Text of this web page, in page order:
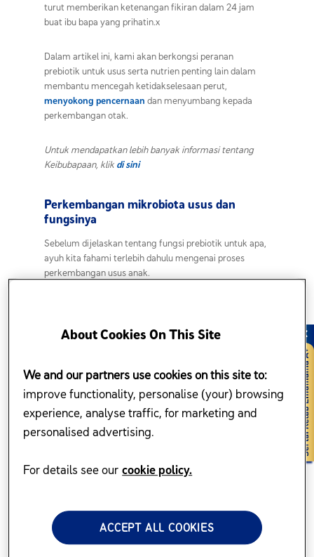
turut memberikan ketenangan fikiran dalam 24 jam
buat ibu bapa yang prihatin.x
Dalam artikel ini, kami akan berkongsi peranan
prebiotik untuk ususserta nutrien penting lain dalam
membantu mencegah ketidakselesaan perut,
menyokong pencernaan dan menyumbang kepada
perkembangan otak.
Untuk mendapatkan lebih banyak informasi tentang
Keibubapaan, klik di sini
Perkembangan mikrobiota usus dan
fungsinya
Sebelum dijelaskan tentang fungsi prebiotik untuk apa,
ayuh kita fahami terlebih dahulu mengenai proses
perkembangan usus anak.
semakin membesar, usus akan mula dipenuhi bakteria
Antara faktor mempengaruhi perkembangan awal
bakteria ini, termasuklah:
Cara kelahiran - sama ada secara normal atau
kanak-kanak caesarean
Sentuhan dan interaksi dengan
Dalam beberapa tahun terawal,jenis bakteria
usus anak akan semakin berkembang dan mula
membentuk komuniti yang stabil, dikenali sebagai
About Cookies On This Site
We and our partners use cookies on this site to:
improve functionality, personalise (your) browsing
experience, analyse traffic, for marketing and
personalised advertising.
For details see our cookie policy.
ACCEPT ALL COOKIES